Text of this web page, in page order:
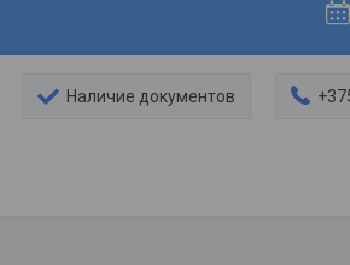
Наличие документов